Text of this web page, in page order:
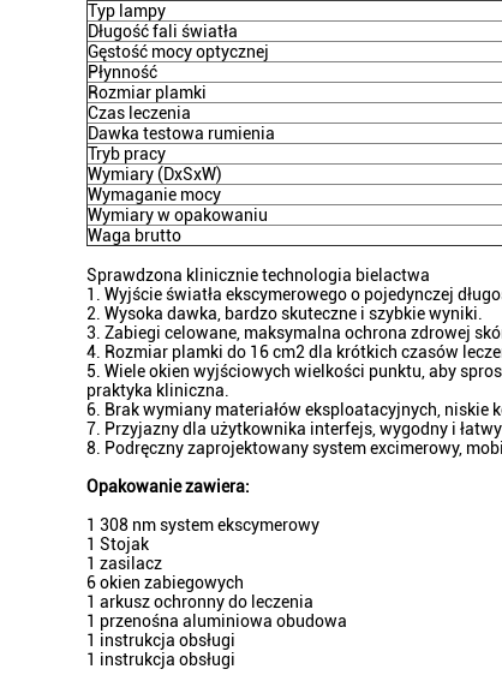
Typ lampy
Długość fali światła
Gęstość mocy optycznej
Płynność
Rozmiar plamki
Czas leczenia
Dawka testowa rumienia
Tryb pracy
Wymiary (DxSxW)
Wymaganie mocy
Wymiary w opakowaniu
Waga brutto
Sprawdzona klinicznie technologia bielactwa
1. Wyjście światła ekscymerowego o pojedynczej
2. Wysoka dawka, bardzo skuteczne i szybkie wyniki.
3. Zabiegi celowane, maksymalna ochrona zdrowej
4. Rozmiar plamki do 16 cm2 dla krótkich czasów
5. Wiele okien wyjściowych wielkości punktu, aby
praktyka kliniczna.
6. Brak wymiany materiałów eksploatacyjnych, niskie
7. Przyjazny dla użytkownika interfejs, wygodny i łatwy
8. Podręczny zaprojektowany system excimerowy,
Opakowanie zawiera:
1 308 nm system ekscymerowy
1 Stojak
1 zasilacz
6 okien zabiegowych
1 arkusz ochronny do leczenia
1 przenośna aluminiowa obudowa
1 instrukcja obsługi
1 instrukcja obsługi